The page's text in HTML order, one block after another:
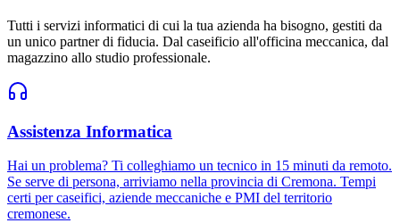
Tutti i servizi informatici di cui la tua azienda ha bisogno, gestiti da
un unico partner di fiducia. Dal caseificio all'officina meccanica, dal
magazzino allo studio professionale.
Assistenza Informatica
Hai un problema? Ti colleghiamo un tecnico in 15 minuti da remoto.
Se serve di persona, arriviamo nella provincia di Cremona. Tempi
certi per caseifici, aziende meccaniche e PMI del territorio
cremonese.